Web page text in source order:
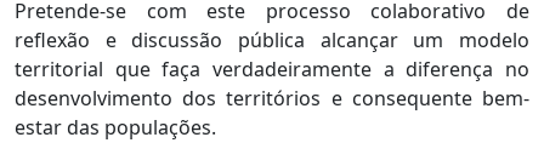
Pretende-se com este processo colaborativo de
reflexão e discussão pública alcançar um modelo
territorial que faça verdadeiramente a diferença no
desenvolvimento dos territórios e consequente bem-
estar das populações.